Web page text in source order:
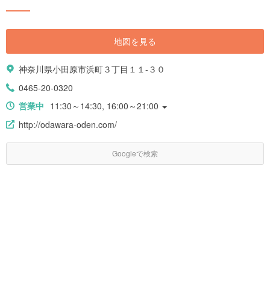
地図を見る
神奈川県小田原市浜町３丁目１１-３０
0465-20-0320
営業中 11:30～14:30, 16:00～21:00
http://odawara-oden.com/
Googleで検索